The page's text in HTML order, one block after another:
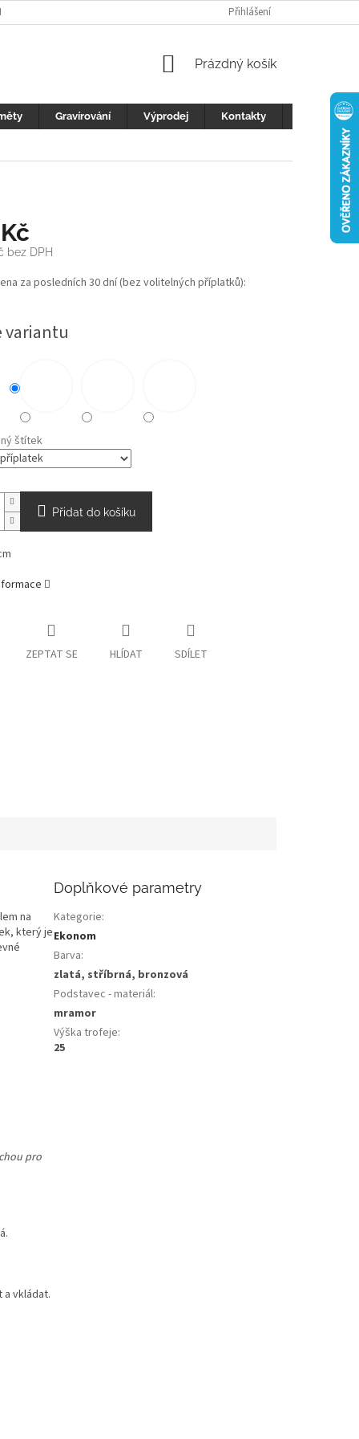
REKLAMACE
Přihlášení
NÁKUPNÍ
Prázdný košík
Gravírování Výprodej Kontakty
bez DPH
za posledních 30 dní (bez volitelných příplatků):
variantu
štítek
Přidat do košíku
ZEPTAT SE HLÍDAT SDÍLET
na
který je
pro
vkládat.
Doplňkové parametry
Kategorie:
Ekonom
Barva:
zlatá, stříbrná, bronzová
Podstavec - materiál:
mramor
Výška trofeje:
25